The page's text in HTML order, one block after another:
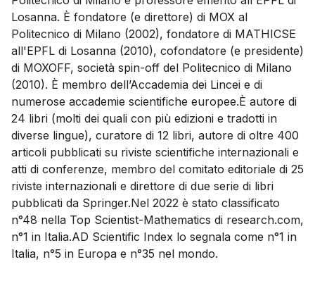
Losanna. È fondatore (e direttore) di MOX al
Politecnico di Milano (2002), fondatore di MATHICSE
all'EPFL di Losanna (2010), cofondatore (e presidente)
di MOXOFF, società spin-off del Politecnico di Milano
(2010). È membro dell’Accademia dei Lincei e di
numerose accademie scientifiche europee.È autore di
24 libri (molti dei quali con più edizioni e tradotti in
diverse lingue), curatore di 12 libri, autore di oltre 400
articoli pubblicati su riviste scientifiche internazionali e
atti di conferenze, membro del comitato editoriale di 25
riviste internazionali e direttore di due serie di libri
pubblicati da Springer.Nel 2022 è stato classificato
n°48 nella Top Scientist-Mathematics di research.com,
n°1 in Italia.AD Scientific Index lo segnala come n°1 in
Italia, n°5 in Europa e n°35 nel mondo.